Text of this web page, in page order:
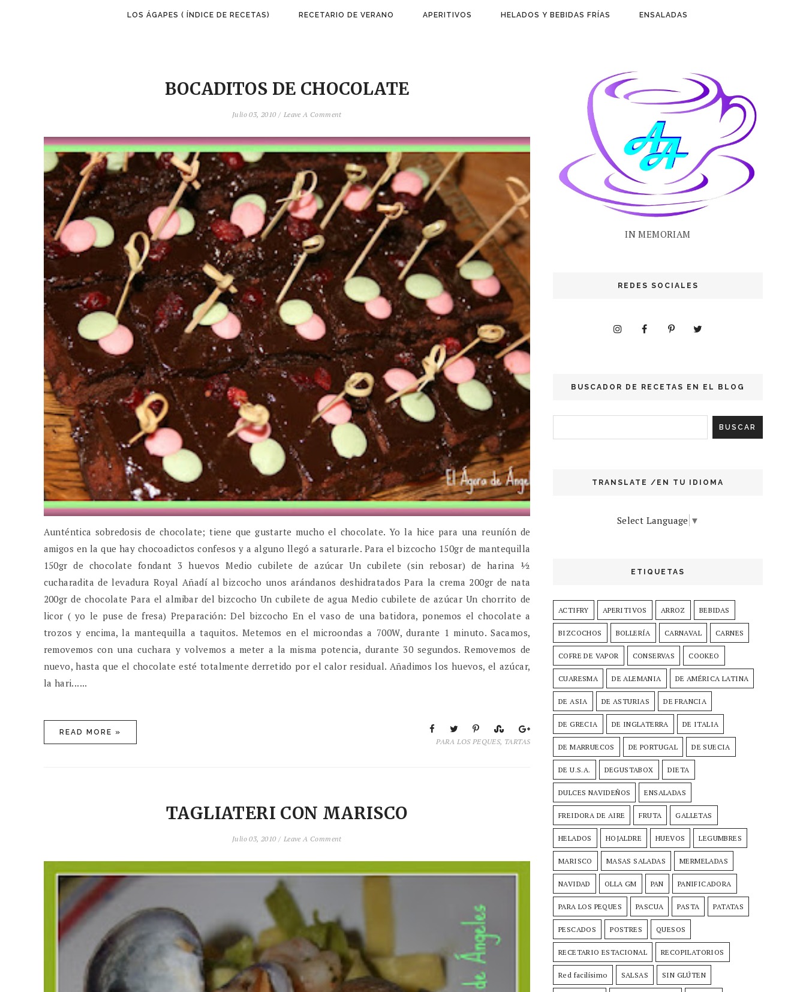
LOS ÁGAPES ( ÍNDICE DE RECETAS) RECETARIO DE VERANO APERITIVOS HELADOS Y BEBIDAS FRÍAS ENSALADAS
BOCADITOS DE CHOCOLATE
Julio 03, 2010 / Leave A Comment
Aunténtica sobredosis de chocolate; tiene que gustarte mucho el chocolate. Yo la hice para una reuníón de
amigos en la que hay chocoadictos confesos y a alguno llegó a saturarle. Para el bizcocho 150gr de mantequilla
150gr de chocolate fondant 3 huevos Medio cubilete de azúcar Un cubilete (sin rebosar) de harina ½
cucharadita de levadura Royal Añadí al bizcocho unos arándanos deshidratados Para la crema 200gr de nata
200gr de chocolate Para el almibar del bizcocho Un cubilete de agua Medio cubilete de azúcar Un chorrito de
licor ( yo le puse de fresa) Preparación: Del bizcocho En el vaso de una batidora, ponemos el chocolate a
trozos y encima, la mantequilla a taquitos. Metemos en el microondas a 700W, durante 1 minuto. Sacamos,
removemos con una cuchara y volvemos a meter a la misma potencia, durante 30 segundos. Removemos de
nuevo, hasta que el chocolate esté totalmente derretido por el calor residual. Añadimos los huevos, el azúcar,
la hari......
READ MORE »
PARA LOS PEQUES, TARTAS
TAGLIATERI CON MARISCO
Julio 03, 2010 / Leave A Comment
IN MEMORIAM
REDES SOCIALES
BUSCADOR DE RECETAS EN EL BLOG
TRANSLATE /EN TU IDIOMA
Select Language ▼
ETIQUETAS
ACTIFRY APERITIVOS ARROZ BEBIDAS
BIZCOCHOS BOLLERÍA CARNAVAL CARNES
COFRE DE VAPOR CONSERVAS COOKEO
CUARESMA DE ALEMANIA DE AMÉRICA LATINA
DE ASIA DE ASTURIAS DE FRANCIA
DE GRECIA DE INGLATERRA DE ITALIA
DE MARRUECOS DE PORTUGAL DE SUECIA
DE U.S.A. DEGUSTABOX DIETA
DULCES NAVIDEÑOS ENSALADAS
FREIDORA DE AIRE FRUTA GALLETAS
HELADOS HOJALDRE HUEVOS LEGUMBRES
MARISCO MASAS SALADAS MERMELADAS
NAVIDAD OLLA GM PAN PANIFICADORA
PARA LOS PEQUES PASCUA PASTA PATATAS
PESCADOS POSTRES QUESOS
RECETARIO ESTACIONAL RECOPILATORIOS
Red facilísimo SALSAS SIN GLÚTEN